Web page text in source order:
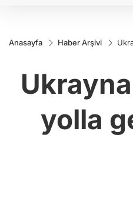
Anasayfa Haber Arşivi
yolla